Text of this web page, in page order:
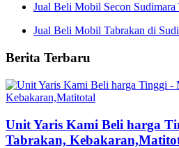
Jual Beli Mobil Secon Sudimara
Jual Beli Mobil Tabrakan di
Berita Terbaru
Unit Yaris Kami Beli harga
Tabrakan,